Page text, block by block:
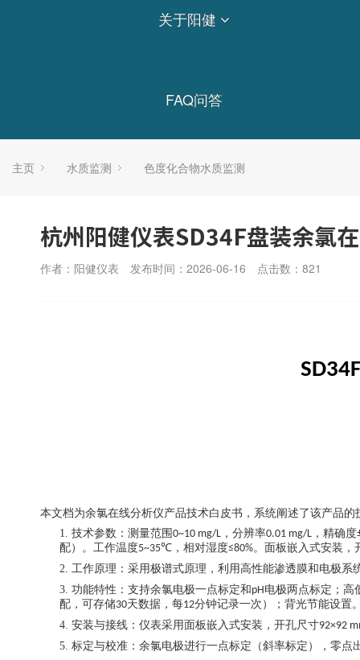
关于阳健
FAQ问答
主页 水质监测 色度化合物水质监测
杭州阳健仪表SD34F盘装余氯
作者：阳健仪表 发布时间：2026-06-16 点击数： 821
SD34F
本文档为余氯在线分析仪产品技术白皮书，系统阐述了该产品
1. 技术参数：测量范围 0~10 mg/L ，分辨率0.01 mg/L ，精确度
配）。工作温度5~35℃ ，相对湿度≤80%。面板嵌入式安装，
2. 工作原理：采用极谱式原理，利用高性能渗透膜和电极
3. 功能特性：支持余氯电极一点标定和 pH电极两点标定；高
配，可存储30天数据，每12分钟记录一次）；背光节能设置
4. 安装与接线：仪表采用面板嵌入式安装，开孔尺寸92×92
5. 标定与校准：余氯电极进行一点标定（斜率标定），零点